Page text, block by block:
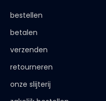
bestellen
betalen
verzenden
retourneren
onze slijterij